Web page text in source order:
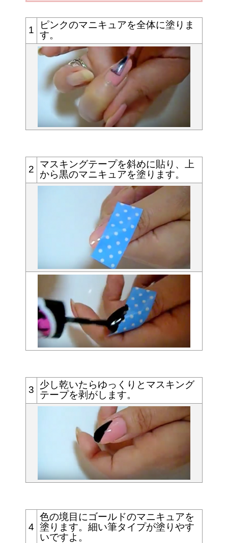
1
ピンクのマニキュアを全体に塗りま
す。
2
マスキングテープを斜めに貼り、上
から黒のマニキュアを塗ります。
3
少し乾いたらゆっくりとマスキング
テープを剥がします。
4
色の境目にゴールドのマニキュアを
塗ります。 細い筆タイプが塗りやす
いですよ。